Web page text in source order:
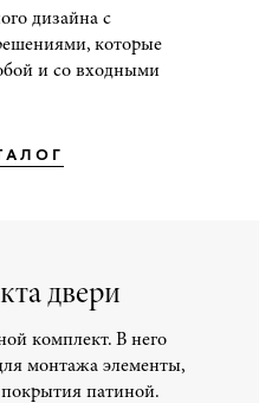
дизайна с
которые
и со входными
двери
комплект. В него
монтажа элементы,
патиной.